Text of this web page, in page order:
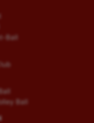
Ball
Ball